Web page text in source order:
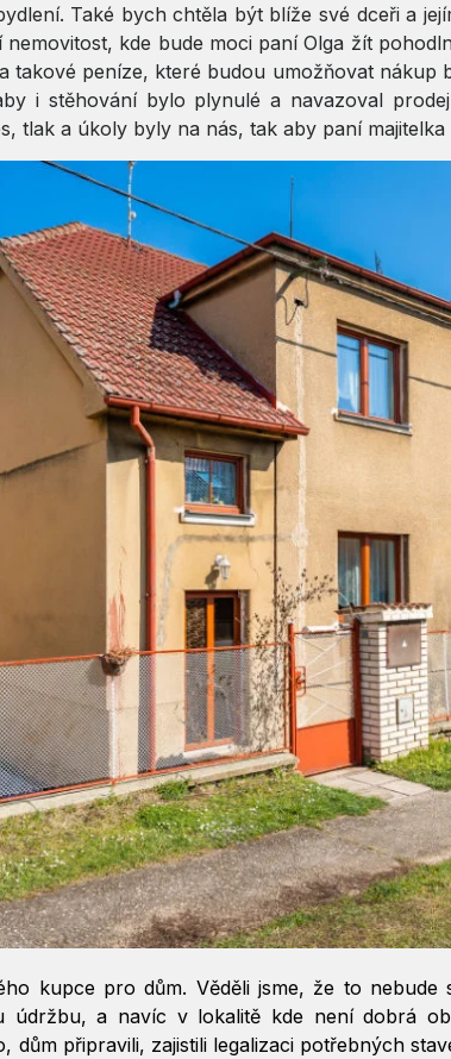
Také bych chtěla být blíže své dceři a
kde bude moci paní Olga žít
takové peníze, které budou umožňovat
i stěhování bylo plynulé a navazoval
tlak a úkoly byly na nás, tak aby paní majitelka
kupce pro dům. Věděli jsme, že to nebude
údržbu, a navíc v lokalitě kde není dobrá
dům připravili, zajistili legalizaci potřebných